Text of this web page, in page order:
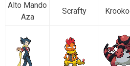
Alto Mando
Aza
Scrafty